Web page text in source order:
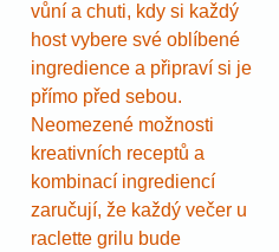
vůní a chuti, kdy si každý
host vybere své oblíbené
ingredience a připraví si je
přímo před sebou.
Neomezené možnosti
kreativních receptů a
kombinací ingrediencí
zaručují, že každý večer u
raclette grilu bude